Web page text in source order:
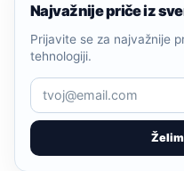
Najvažnije priče iz
Prijavite se za najvažnije
tehnologiji.